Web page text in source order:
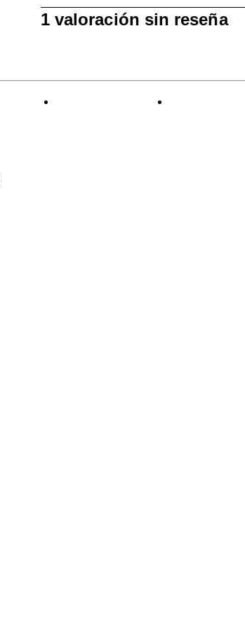
0 reseñas con 1 estrella.
1
Reseña.
1 valoración sin reseña